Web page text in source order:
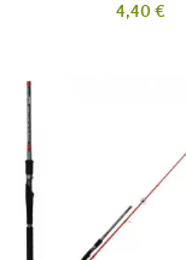
Prix
4,40 €